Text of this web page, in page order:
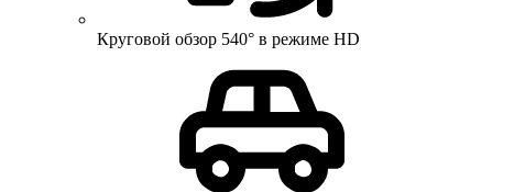
Круговой обзор 540° в режиме HD